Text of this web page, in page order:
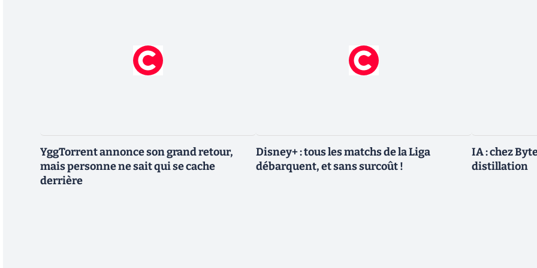
YggTorrent annonce son grand retour,
mais personne ne sait qui se cache
derrière
Disney+ : tous les matchs de la Liga
débarquent, et sans surcoût !
IA : chez
distillation